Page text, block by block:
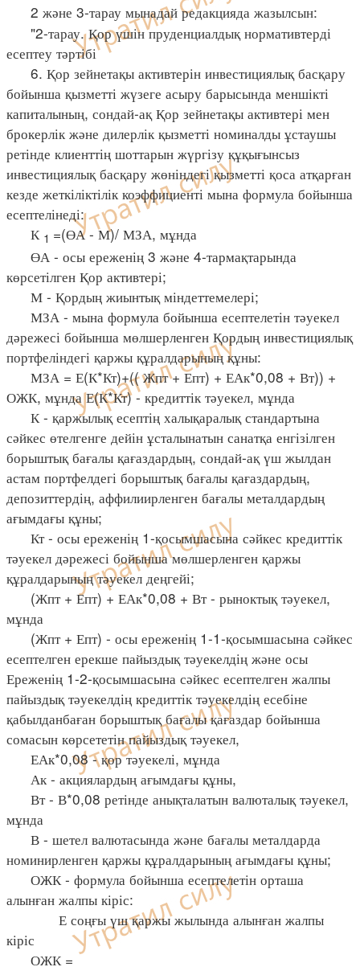
2 және 3-тарау мынадай редакцияда жазылсын:
"2-тарау. Қор үшін пруденциалдық нормативтерді
есептеу тәртібі
6. Қор зейнетақы активтерін инвестициялық басқару
бойынша қызметті жүзеге асыру барысында меншікті
капиталының, сондай-ақ Қор зейнетақы активтері мен
брокерлік және дилерлік қызметті номиналды ұстаушы
ретінде клиенттің шоттарын жүргізу құқығынсыз
инвестициялық басқару жөніндегі қызметті қоса атқарған
кезде жеткіліктілік коэффициенті мына формула бойынша
есептелінеді:
К 1 =(ӨА - М)/ МЗА, мұнда
ӨА - осы ереженің 3 және 4-тармақтарында
көрсетілген Қор активтері;
М - Қордың жиынтық міндеттемелері;
МЗА - мына формула бойынша есептелетін тәуекел
дәрежесі бойынша мөлшерленген Қордың инвестициялық
портфеліндегі қаржы құралдарының құны:
МЗА = Е(К*Кт)+(( Жпт + Епт) + ЕАк*0,08 + Вт)) +
ОЖК, мұнда Е(К*Кт) - кредиттік тәуекел, мұнда
К - қаржылық есептің халықаралық стандартына
сәйкес өтелгенге дейін ұсталынатын санатқа енгізілген
борыштық бағалы қағаздардың, сондай-ақ үш жылдан
астам портфелдегі борыштық бағалы қағаздардың,
депозиттердің, аффилиирленген бағалы металдардың
ағымдағы құны;
Кт - осы ереженің 1-қосымшасына сәйкес кредиттік
тәуекел дәрежесі бойынша мөлшерленген қаржы
құралдарының тәуекел деңгейі;
(Жпт + Епт) + ЕАк*0,08 + Вт - рыноктық тәуекел,
мұнда
(Жпт + Епт) - осы ереженің 1-1-қосымшасына сәйкес
есептелген ерекше пайыздық тәуекелдің және осы
Ереженің 1-2-қосымшасына сәйкес есептелген жалпы
пайыздық тәуекелдің кредиттік тәуекелдің есебіне
қабылданбаған борыштық бағалы қағаздар бойынша
сомасын көрсететін пайыздық тәуекел,
ЕАк*0,08 - қор тәуекелі, мұнда
Ак - акциялардың ағымдағы құны,
Вт - В*0,08 ретінде анықталатын валюталық тәуекел,
мұнда
В - шетел валютасында және бағалы металдарда
номинирленген қаржы құралдарының ағымдағы құны;
ОЖК - формула бойынша есептелетін орташа
алынған жалпы кіріс:
Е соңғы үш қаржы жылында алынған жалпы
кіріс
ОЖК =